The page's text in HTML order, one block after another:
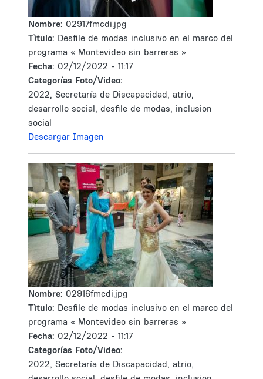
Nombre: 02917fmcdi.jpg
Tìtulo: Desfile de modas inclusivo en el marco del
programa « Montevideo sin barreras »
Fecha: 02/12/2022 - 11:17
Categorías Foto/Video:
2022, Secretaría de Discapacidad, atrio,
desarrollo social, desfile de modas, inclusion
social
Descargar Imagen
Nombre: 02916fmcdi.jpg
Tìtulo: Desfile de modas inclusivo en el marco del
programa « Montevideo sin barreras »
Fecha: 02/12/2022 - 11:17
Categorías Foto/Video:
2022, Secretaría de Discapacidad, atrio,